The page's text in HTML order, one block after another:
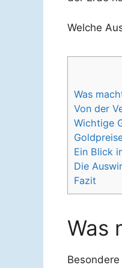
Welche
Was
Von der
Wichtige
Ein Blick
Die
Fazit
Was